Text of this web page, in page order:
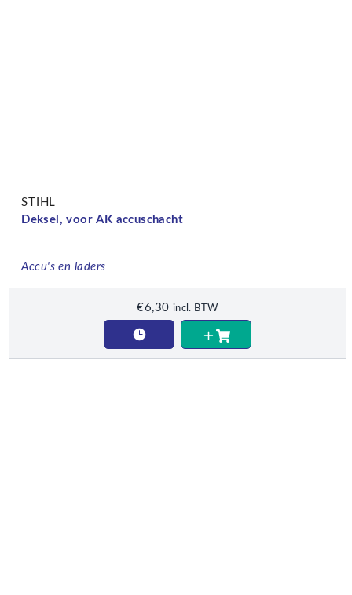
STIHL
Deksel, voor AK accuschacht
Accu's en laders
€6,30 incl. BTW